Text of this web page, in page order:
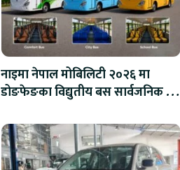
नाइमा नेपाल मोबिलिटी २०२६ मा
डोङफेङका विद्युतीय बस सार्वजनिक हुने